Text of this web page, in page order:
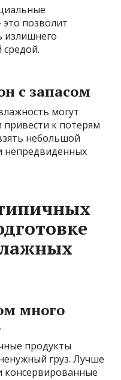
позволит
излишнего
с запасом
могут
к потерям
небольшой
непредвиденных
много
продукты
груз. Лучше
консервированные